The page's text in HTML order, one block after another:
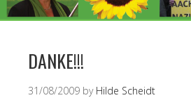
DANKE!!!
31/08/2009 by Hilde Scheidt